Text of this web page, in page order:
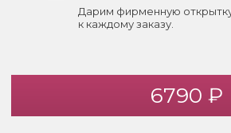
Дарим фирменную
к каждому заказу.
6790 ₽